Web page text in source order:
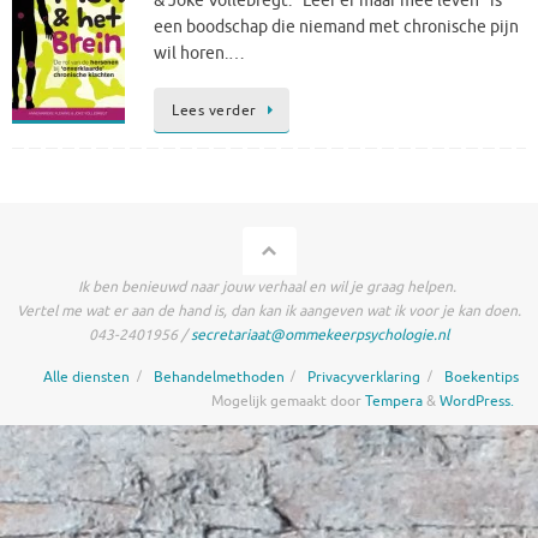
een boodschap die niemand met chronische pijn
wil horen.…
Lees verder
Ik ben benieuwd naar jouw verhaal en wil je graag helpen.
Vertel me wat er aan de hand is, dan kan ik aangeven wat ik voor je kan doen.
043-2401956 /secretariaat@ommekeerpsychologie.nl
Alle diensten Behandelmethoden Privacyverklaring
Boekentips
Mogelijk gemaakt doorTempera&WordPress.